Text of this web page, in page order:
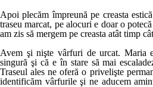
Apoi plecăm împreună pe creasta
traseu marcat, pe alocuri e doar o
am zis să mergem pe creasta atât timp
Avem şi nişte vârfuri de urcat. Maria
singură şi că e în stare să mai
Traseul ales ne oferă o privelişte
identificăm vârfurile şi ne aducem